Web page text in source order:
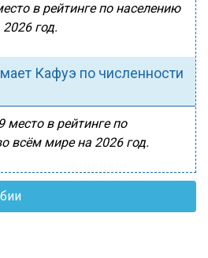
в рейтинге по населению
год.
Кафуэ по численности
в рейтинге по
всём мире на 2026 год.